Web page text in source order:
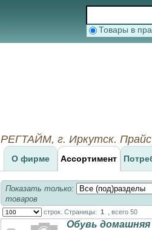
Товары в
РЕГТАЙМ, г. Иркутск.
О фирме Ассортимент
Показать только:
товаров
строк. Страницы: 1 , всего 50
Обувь домашняя